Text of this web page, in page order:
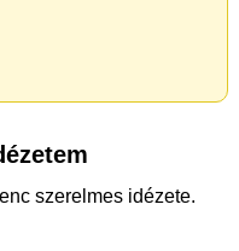
szerelmes idézete.